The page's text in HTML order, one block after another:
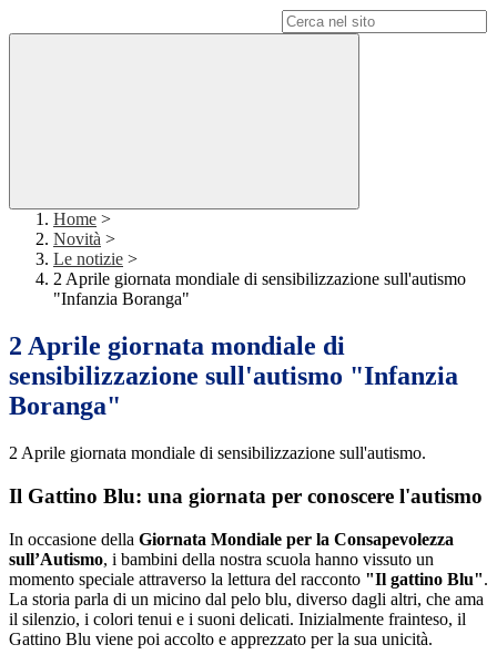
Home >
Novità >
Le notizie >
2 Aprile giornata mondiale di sensibilizzazione sull'autismo
"Infanzia Boranga"
2 Aprile giornata mondiale di
sensibilizzazione sull'autismo "Infanzia
Boranga"
2 Aprile giornata mondiale di sensibilizzazione sull'autismo.
Il Gattino Blu: una giornata per conoscere l'autismo
In occasione della Giornata Mondiale per la Consapevolezza
sull’Autismo, i bambini della nostra scuola hanno vissuto un
momento speciale attraverso la lettura del racconto "Il gattino Blu".
La storia parla di un micino dal pelo blu, diverso dagli altri, che ama
il silenzio, i colori tenui e i suoni delicati. Inizialmente frainteso, il
Gattino Blu viene poi accolto e apprezzato per la sua unicità.